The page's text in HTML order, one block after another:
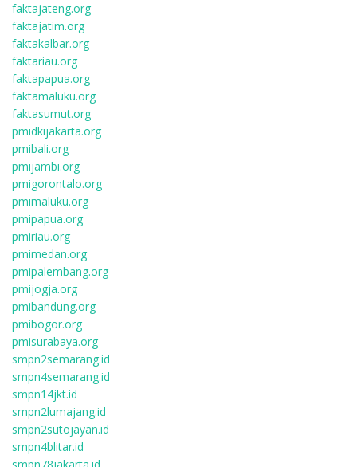
faktajateng.org
faktajatim.org
faktakalbar.org
faktariau.org
faktapapua.org
faktamaluku.org
faktasumut.org
pmidkijakarta.org
pmibali.org
pmijambi.org
pmigorontalo.org
pmimaluku.org
pmipapua.org
pmiriau.org
pmimedan.org
pmipalembang.org
pmijogja.org
pmibandung.org
pmibogor.org
pmisurabaya.org
smpn2semarang.id
smpn4semarang.id
smpn14jkt.id
smpn2lumajang.id
smpn2sutojayan.id
smpn4blitar.id